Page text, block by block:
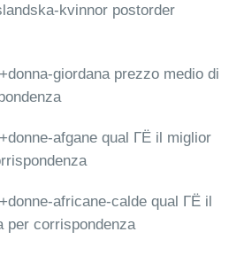
kvinnor postorder
giordana prezzo medio di
afgane qual ГЁ il miglior
africane-calde qual ГЁ il
per corrispondenza